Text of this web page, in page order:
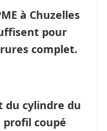
à Chuzelles
pour
complet.
du cylindre du
profil coupé